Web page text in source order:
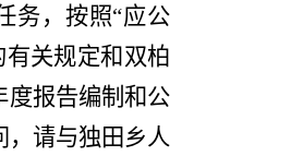
务，按照“应公
关规定和双柏
度报告编制和公
，请与独田乡人